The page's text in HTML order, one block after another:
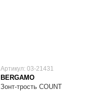
Артикул: 03-21431
BERGAMO
Зонт-трость COUNT